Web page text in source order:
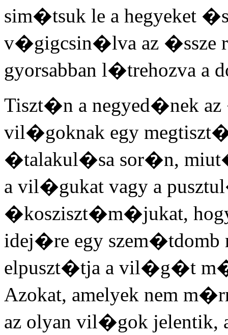
sim�tsuk le a hegyeket
v�gigcsin�lva az
gyorsabban l�trehozva a
Tiszt�n a negyed�nek
vil�goknak egy
�talakul�sa sor�n,
a vil�gukat vagy a
�kosziszt�m�jukat,
idej�re egy szem�tdomb
elpuszt�tja a vil�g�t
Azokat, amelyek nem
az olyan vil�gok jelentik,